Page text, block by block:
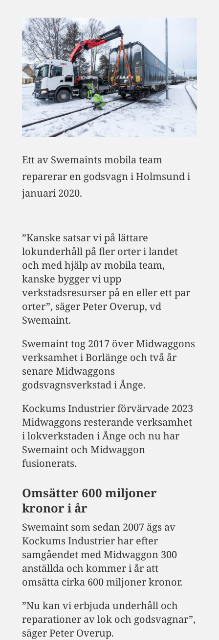
Ett av Swemaints mobila team
reparerar en godsvagn i Holmsund i
januari 2020.
”Kanske satsar vi på lättare
lokunderhåll på fler orter i landet
och med hjälp av mobila team,
kanske bygger vi upp
verkstadsresurser på en eller ett par
orter”, säger Peter Overup, vd
Swemaint.
Swemaint tog 2017 över Midwaggons
verksamhet i Borlänge och två år
senare Midwaggons
godsvagnsverkstad i Ånge.
Kockums Industrier förvärvade 2023
Midwaggons resterande verksamhet
i lokverkstaden i Ånge och nu har
Swemaint och Midwaggon
fusionerats.
Omsätter 600 miljoner
kronor i år
Swemaint som sedan 2007 ägs av
Kockums Industrier har efter
samgåendet med Midwaggon 300
anställda och kommer i år att
omsätta cirka 600 miljoner kronor.
”Nu kan vi erbjuda underhåll och
reparationer av lok och godsvagnar”,
säger Peter Overup.